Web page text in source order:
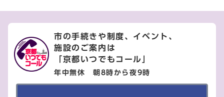
市の手続きや制度、イベント、
施設のご案内は
「京都いつでもコール」
年中無休 朝8時から夜9時